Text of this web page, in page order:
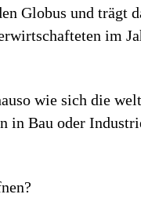
Globus und trägt
im
wie sich die
Bau oder